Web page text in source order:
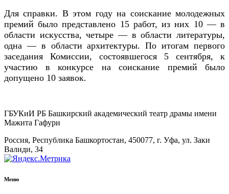
Для справки. В этом году на соискание молодежных
премий было представлено 15 работ, из них 10 — в
области искусства, четыре — в области литературы,
одна — в области архитектуры. По итогам первого
заседания Комиссии, состоявшегося 5 сентября, к
участию в конкурсе на соискание премий было
допущено 10 заявок.
ГБУКиИ РБ Башкирский академический театр драмы имени
Мажита Гафури
Россия, Республика Башкортостан, 450077, г. Уфа, ул. Заки
Валиди, 34
Меню